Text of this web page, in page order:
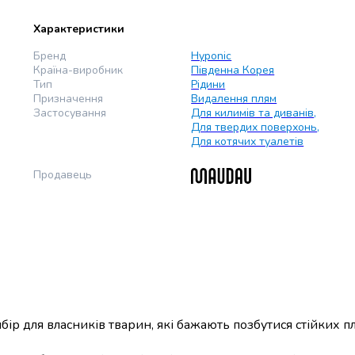
Характеристики
Бренд
Hyponic
Країна-виробник
Південна Корея
Тип
Рідини
Призначення
Видалення плям
Застосування
Для килимів та диванів,
Для твердих поверхонь,
Для котячих туалетів
Продавець
для власників тварин, які бажають позбутися стійких